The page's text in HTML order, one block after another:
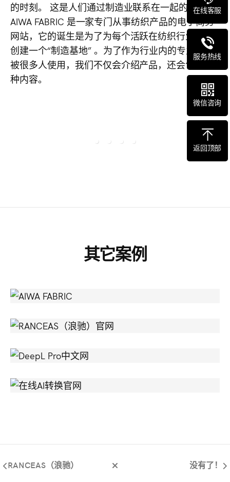
的时刻。 这是人们通过制造业联系在一起的地方。
AIWA FABRIC 是一家专门从事纺织产品的电子商务
网站，它的诞生是为了为每个活跃在纺织行业的人
创建一个“制造基地” 。为了作为行业内的专业工具
被很多人使用，我们不仅会介绍产品，还会包含各
种内容。
其它案例
RANCEAS（浪驰）官网 没有了！
在线客服
服务热线
微信咨询
返回顶部